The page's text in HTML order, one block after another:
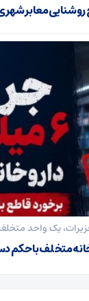
معابر
یک واحد
متخلف با حکم